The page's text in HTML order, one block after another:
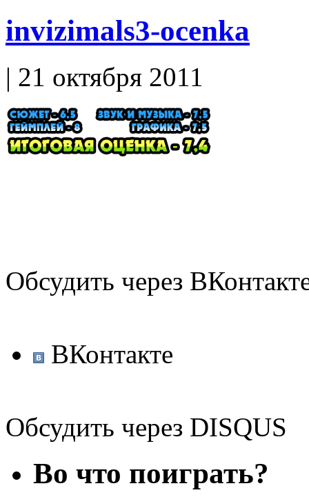
invizimals3-ocenka
| 21 октября 2011
Обсудить через
ВКонтакте
Обсудить через DISQUS
Во что поиграть?